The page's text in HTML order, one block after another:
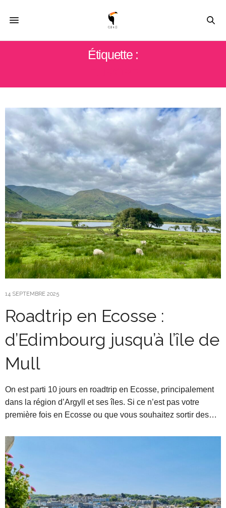
Étiquette :
14 SEPTEMBRE 2025
Roadtrip en Ecosse :
d’Edimbourg jusqu’à l’île de
Mull
On est parti 10 jours en roadtrip en Ecosse, principalement
dans la région d’Argyll et ses îles. Si ce n’est pas votre
première fois en Ecosse ou que vous souhaitez sortir des…